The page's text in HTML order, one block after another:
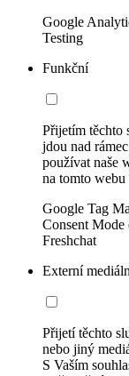
Google
Testing
Funkční
Přijetím těchto
jdou nad
používat naše
na tomto webu
Google Tag
Consent
Freshchat
Externí
Přijetí těchto
nebo jiný
S Vaším